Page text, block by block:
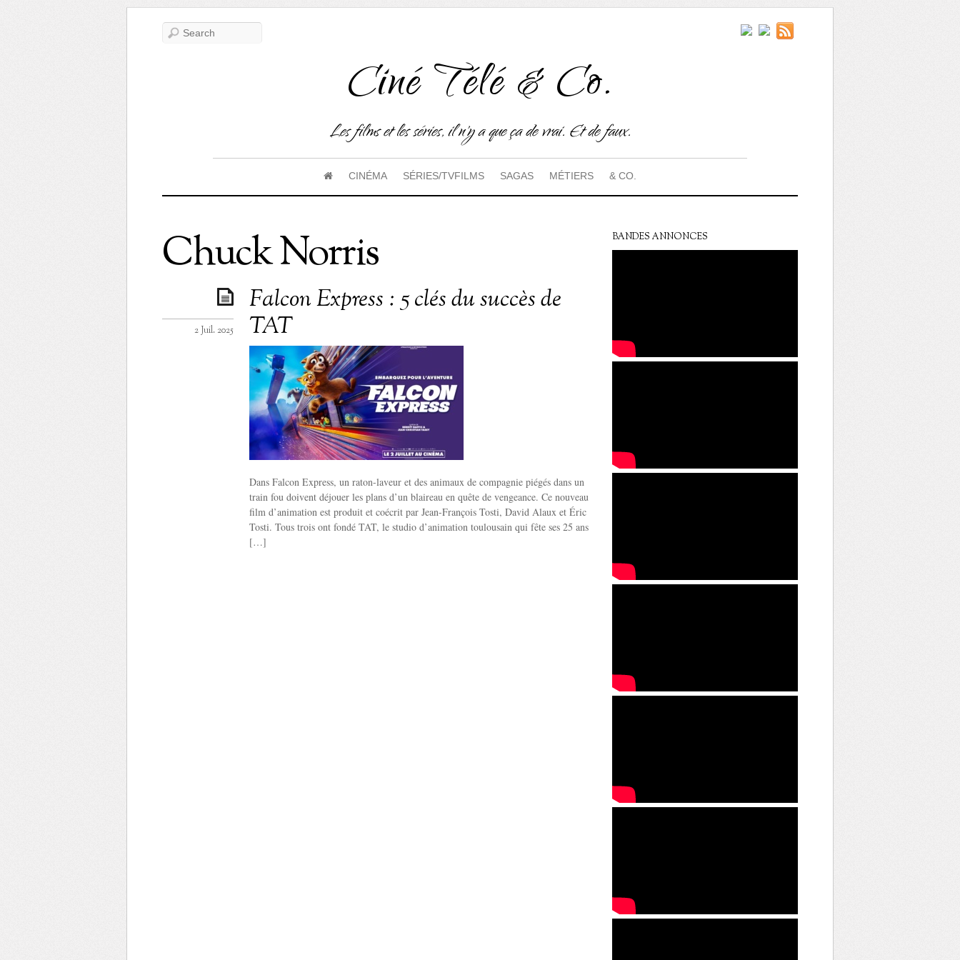
Ciné Télé & Co.
Les films et les séries, il n'y a que ça de vrai. Et de faux.
CINÉMA SÉRIES/TVFILMS SAGAS MÉTIERS & CO.
Chuck Norris
Falcon Express : 5 clés du succès de
TAT
2 Juil. 2025
Dans Falcon Express, un raton-laveur et des animaux de compagnie piégés dans un
train fou doivent déjouer les plans d’un blaireau en quête de vengeance. Ce nouveau
film d’animation est produit et coécrit par Jean-François Tosti, David Alaux et Éric
Tosti. Tous trois ont fondé TAT, le studio d’animation toulousain qui fête ses 25 ans
[…]
BANDES ANNONCES